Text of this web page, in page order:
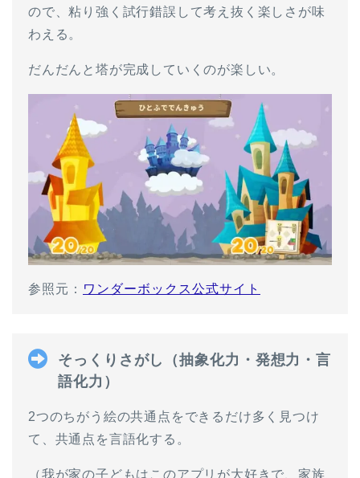
ので、粘り強く試行錯誤して考え抜く楽しさが味
わえる。
だんだんと塔が完成していくのが楽しい。
参照元： ワンダーボックス公式サイト
そっくりさがし（抽象化力・発想力・言
語化力）
2つのちがう絵の共通点をできるだけ多く見つけ
て、共通点を言語化する。
（我が家の子どもはこのアプリが大好きで、家族